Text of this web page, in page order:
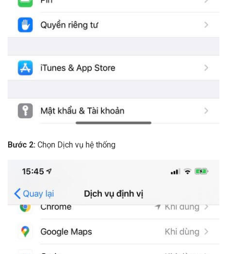
Bước 2: Chọn Dịch vụ hệ thống